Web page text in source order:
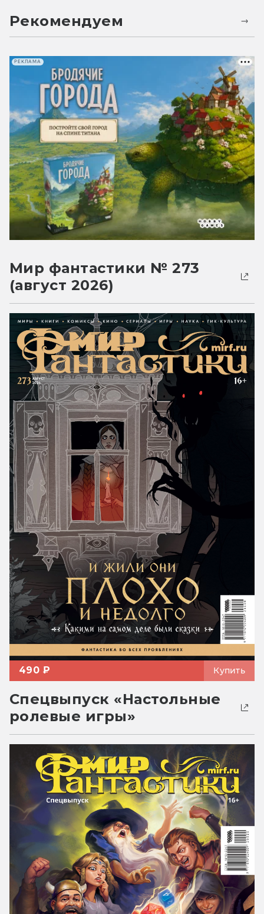
Рекомендуем
РЕКЛАМА
Мир фантастики № 273
(август 2026)
490 ₽ Купить
Спецвыпуск «Настольные
ролевые игры»